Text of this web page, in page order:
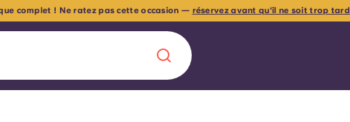
complet ! Ne ratez pas cette occasion — réservez avant qu'il ne soit trop tard